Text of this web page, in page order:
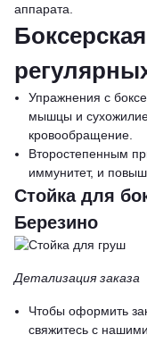
аппарата.
Упражнения с
мышцы и
кровообращение.
Второстепенным
иммунитет, и
Стойка для
Березино
Детализация заказа
Чтобы оформить
свяжитесь с